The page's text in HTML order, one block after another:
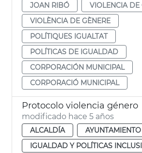
JOAN RIBÓ
VIOLENCIA DE
VIOLÈNCIA DE GÈNERE
POLÍTIQUES IGUALTAT
POLÍTICAS DE IGUALDAD
CORPORACIÓN MUNICIPAL
CORPORACIÓ MUNICIPAL
Protocolo violencia género
modificado hace 5 años
ALCALDÍA
AYUNTAMIENTO
IGUALDAD Y POLÍTICAS